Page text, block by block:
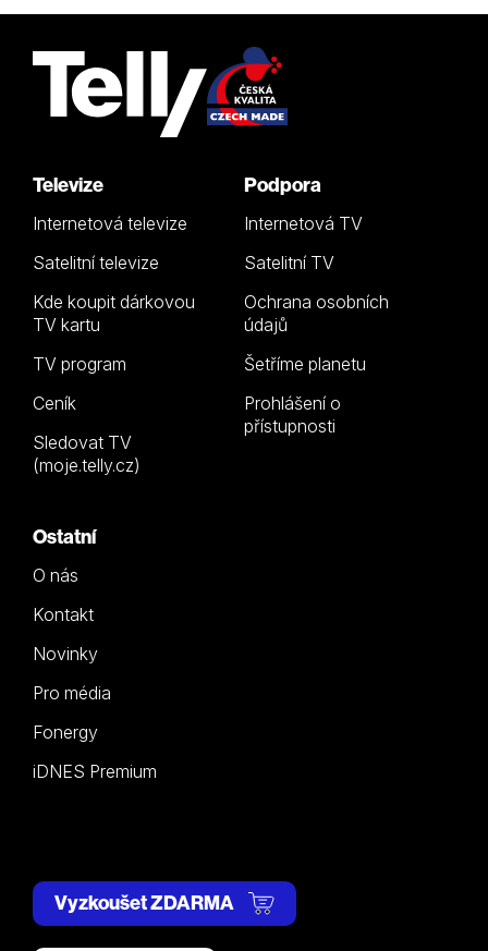
Televize
Internetová televize
Satelitní televize
Kde koupit dárkovou
TV kartu
TV program
Ceník
Sledovat TV
(moje.telly.cz)
Podpora
Internetová TV
Satelitní TV
Ochrana osobních
údajů
Šetříme planetu
Prohlášení o
přístupnosti
Ostatní
O nás
Kontakt
Novinky
Pro média
Fonergy
iDNES Premium
Vyzkoušet ZDARMA